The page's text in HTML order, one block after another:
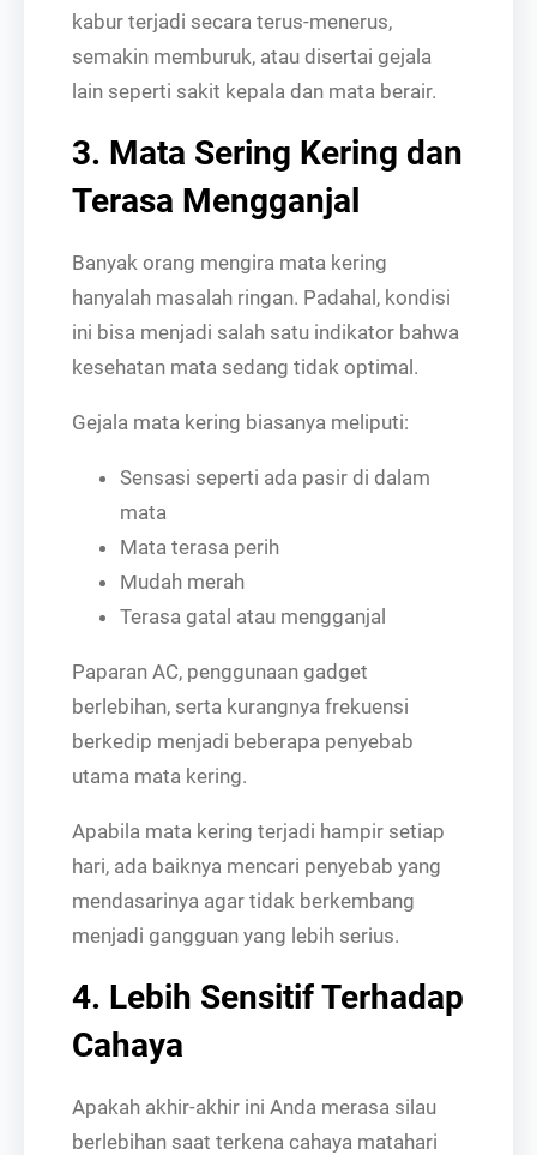
kabur terjadi secara terus-menerus,
semakin memburuk, atau disertai gejala
lain seperti sakit kepala dan mata berair.
3. Mata Sering Kering dan
Terasa Mengganjal
Banyak orang mengira mata kering
hanyalah masalah ringan. Padahal, kondisi
ini bisa menjadi salah satu indikator bahwa
kesehatan mata sedang tidak optimal.
Gejala mata kering biasanya meliputi:
Sensasi seperti ada pasir di dalam
mata
Mata terasa perih
Mudah merah
Terasa gatal atau mengganjal
Paparan AC, penggunaan gadget
berlebihan, serta kurangnya frekuensi
berkedip menjadi beberapa penyebab
utama mata kering.
Apabila mata kering terjadi hampir setiap
hari, ada baiknya mencari penyebab yang
mendasarinya agar tidak berkembang
menjadi gangguan yang lebih serius.
4. Lebih Sensitif Terhadap
Cahaya
Apakah akhir-akhir ini Anda merasa silau
berlebihan saat terkena cahaya matahari